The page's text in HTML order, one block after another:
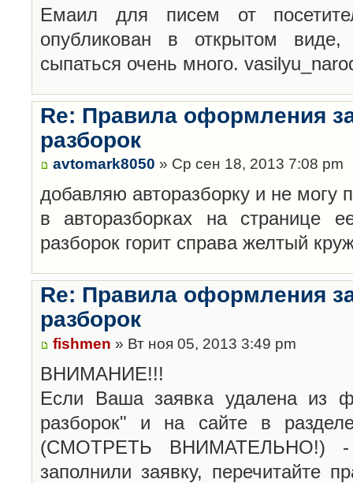
Емаил для писем от
опубликован в открытом
сыпаться очень много.
Re: Правила оформления
разборок
avtomark8050 » Ср сен 18, 2013 7:08 pm
добавляю авторазборку и не могу
в авторазборках на странице
разборок горит справа желтый
Re: Правила оформления
разборок
fishmen » Вт ноя 05, 2013 3:49 pm
ВНИМАНИЕ!!!
Если Ваша заявка удалена из
разборок" и на сайте в
(СМОТРЕТЬ ВНИМАТЕЛЬНО!)
заполнили заявку, перечитайте